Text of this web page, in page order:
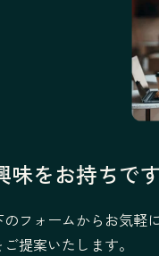
をお持ちで
フォームからお気軽
提案いたします。